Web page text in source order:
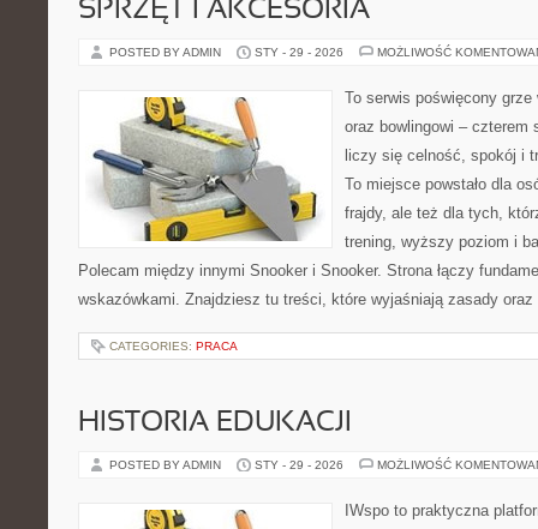
SPRZĘT I AKCESORIA
POSTED BY ADMIN STY - 29 - 2026 MOŻLIWOŚĆ
To serwis poświęcony
oraz bowlingowi – czterem
liczy się celność, spokój i
To miejsce powstało dla
frajdy, ale też dla tych,
trening, wyższy poziom i
Polecam między innymi Snooker i Snooker. Strona łączy
wskazówkami. Znajdziesz tu treści, które wyjaśniają zasady
CATEGORIES: PRACA
HISTORIA EDUKACJI
POSTED BY ADMIN STY - 29 - 2026 MOŻLIWOŚĆ
IWspo to praktyczna